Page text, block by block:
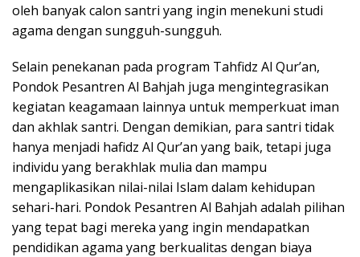
oleh banyak calon santri yang ingin menekuni studi
agama dengan sungguh-sungguh.
Selain penekanan pada program Tahfidz Al Qur’an,
Pondok Pesantren Al Bahjah juga mengintegrasikan
kegiatan keagamaan lainnya untuk memperkuat iman
dan akhlak santri. Dengan demikian, para santri tidak
hanya menjadi hafidz Al Qur’an yang baik, tetapi juga
individu yang berakhlak mulia dan mampu
mengaplikasikan nilai-nilai Islam dalam kehidupan
sehari-hari. Pondok Pesantren Al Bahjah adalah pilihan
yang tepat bagi mereka yang ingin mendapatkan
pendidikan agama yang berkualitas dengan biaya